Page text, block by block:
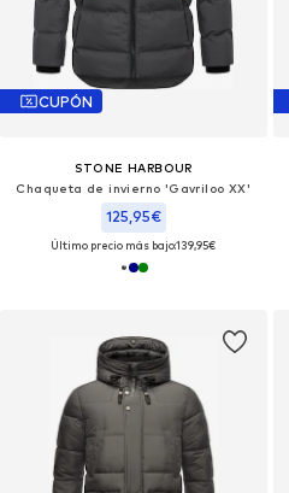
CUPÓN
STONE HARBOUR
Chaqueta de invierno 'Gavriloo XX'
125,95€
Último precio más bajo:139,95€